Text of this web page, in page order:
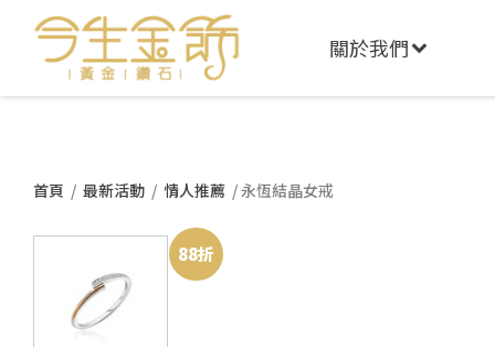
關於我們
首頁 / 最新活動 / 情人推薦 / 永恆結晶女戒
88折